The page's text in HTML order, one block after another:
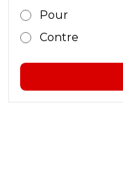
Pour
Contre